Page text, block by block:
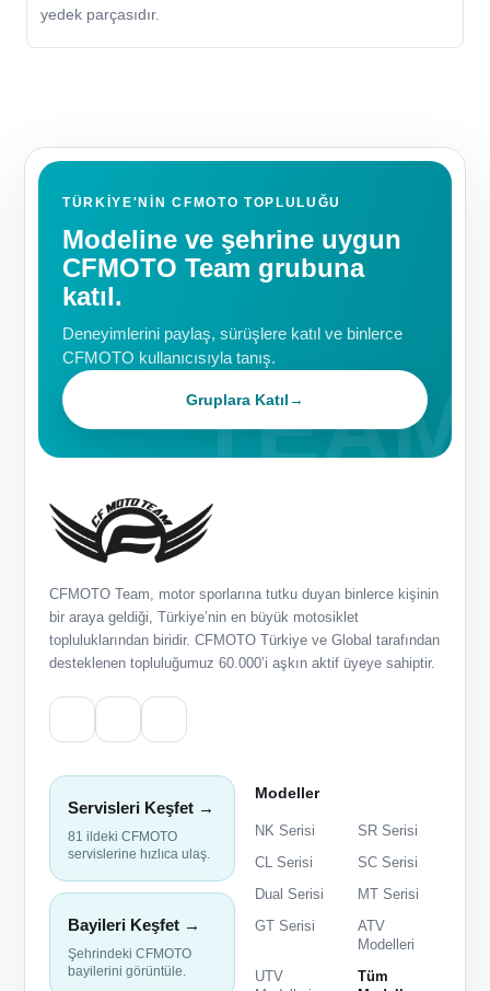
yedek parçasıdır.
TÜRKIYE'NIN CFMOTO TOPLULUĞU
Modeline ve şehrine uygun
CFMOTO Team grubuna
katıl.
Deneyimlerini paylaş, sürüşlere katıl ve binlerce
CFMOTO kullanıcısıyla tanış.
Gruplara Katıl→
CFMOTO Team, motor sporlarına tutku duyan binlerce kişinin
bir araya geldiği, Türkiye’nin en büyük motosiklet
topluluklarından biridir. CFMOTO Türkiye ve Global tarafından
desteklenen topluluğumuz 60.000’i aşkın aktif üyeye sahiptir.
Servisleri Keşfet →
81 ildeki CFMOTO
servislerine hızlıca ulaş.
Bayileri Keşfet →
Şehrindeki CFMOTO
bayilerini görüntüle.
Modeller
NK Serisi
SR Serisi
CL Serisi
SC Serisi
Dual Serisi
MT Serisi
GT Serisi
ATV
Modelleri
UTV
Tüm